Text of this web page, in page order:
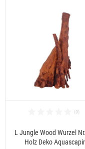
L Jungle Wood Wurzel
Holz Deko